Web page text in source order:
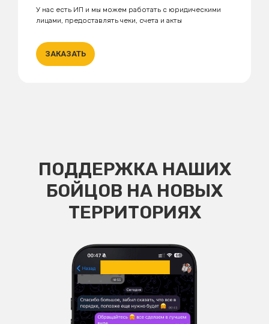
У нас есть ИП и мы можем работать с юридическими
лицами, предоставлять чеки, счета и акты
ЗАКАЗАТЬ
ПОДДЕРЖКА НАШИХ
БОЙЦОВ НА НОВЫХ
ТЕРРИТОРИЯХ